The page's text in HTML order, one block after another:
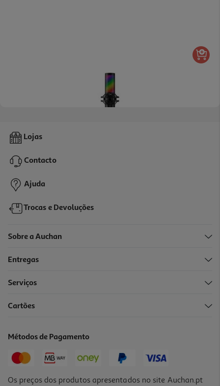
Microfone Usb Hyperx Quadcast 9a273aa
149,99 €
Lojas
Contacto
Ajuda
Trocas e Devoluções
Sobre a Auchan
Entregas
Serviços
Cartões
Métodos de Pagamento
Os preços dos produtos apresentados no site Auchan.pt